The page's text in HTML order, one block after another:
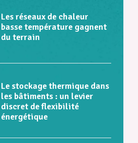
Les réseaux de chaleur
basse température gagnent
du terrain
Le stockage thermique dans
les bâtiments : un levier
discret de flexibilité
énergétique